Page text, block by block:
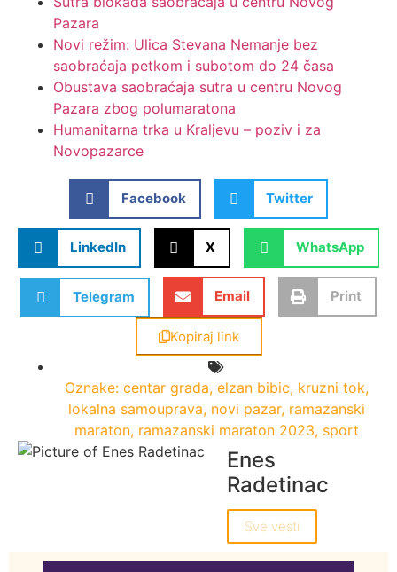
Pazara
Novi režim: Ulica Stevana Nemanje bez
saobraćaja petkom i subotom do 24 časa
Obustava saobraćaja sutra u centru Novog
Pazara zbog polumaratona
Humanitarna trka u Kraljevu – poziv i za
Novopazarce
Facebook Twitter
LinkedIn X WhatsApp
Telegram Email Print
Kopiraj link
Oznake: centar grada, elzan bibic, kruzni tok,
lokalna samouprava, novi pazar, ramazanski
maraton, ramazanski maraton 2023, sport
Enes
Radetinac
Sve vesti